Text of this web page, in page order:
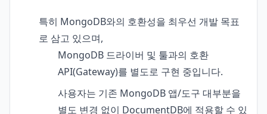
특히 MongoDB와의 호환성을 최우선 개발 목표
로 삼고 있으며,
MongoDB 드라이버 및 툴과의 호환
API(Gateway)를 별도로 구현 중입니다.
사용자는 기존 MongoDB 앱/도구 대부분을
별도 변경 없이 DocumentDB에 적용할 수 있